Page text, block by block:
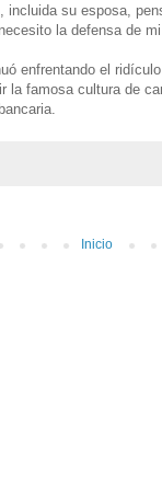
incluida su esposa,
la defensa de
enfrentando el
la famosa cultura de
Inicio